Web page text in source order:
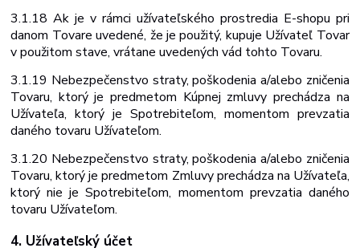
3.1.18 Ak je v rámci užívateľského prostredia E-shopu pri
danom Tovare uvedené, že je použitý, kupuje Užívateľ Tovar
v použitom stave, vrátane uvedených vád tohto Tovaru.
3.1.19 Nebezpečenstvo straty, poškodenia a/alebo zničenia
Tovaru, ktorý je predmetom Kúpnej zmluvy prechádza na
Užívateľa, ktorý je Spotrebiteľom, momentom prevzatia
daného tovaru Užívateľom.
3.1.20 Nebezpečenstvo straty, poškodenia a/alebo zničenia
Tovaru, ktorý je predmetom Zmluvy prechádza na Užívateľa,
ktorý niejeSpotrebiteľom, momentom prevzatia daného
tovaru Užívateľom.
4. Užívateľský účet